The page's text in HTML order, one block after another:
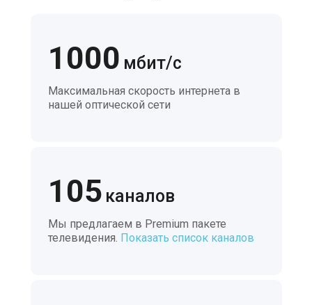
1000 мбит/с
Максимальная скорость интернета в
нашей оптической сети
105 каналов
Мы предлагаем в Premium пакете
телевидения. Показать список каналов